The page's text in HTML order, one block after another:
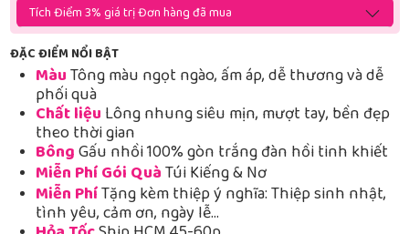
Tích Điểm 3% giá trị Đơn hàng đã mua
ĐẶC ĐIỂM NỔI BẬT
MàuTông màu ngọt ngào, ấm áp, dễ thương và dễ
phối quà
Chất liệu Lông nhung siêu mịn, mượt tay, bền đẹp
theo thời gian
BôngGấu nhồi 100% gòn trắng đàn hồi tinh khiết
Miễn Phí Gói QuàTúi Kiếng & Nơ
Miễn PhíTặng kèm thiệp ý nghĩa: Thiệp sinh nhật,
tình yêu, cảm ơn, ngày lễ…